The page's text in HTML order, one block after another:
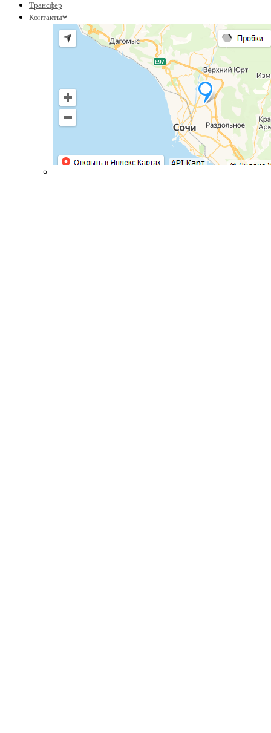
Трансфер
Контакты